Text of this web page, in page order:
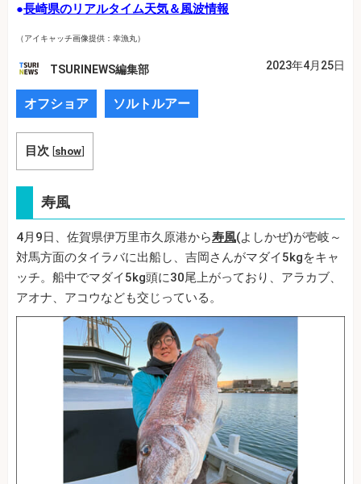
●長崎県のリアルタイム天気＆風波情報
（アイキャッチ画像提供：幸漁丸）
TSURINEWS編集部 2023年4月25日
オフショア ソルトルアー
目次 [show]
寿風
4月9日、佐賀県伊万里市久原港から寿風(よしかぜ)が壱岐～
対馬方面のタイラバに出船し、吉岡さんがマダイ5kgをキャ
ッチ。船中でマダイ5kg頭に30尾上がっており、アラカブ、
アオナ、アコウなども交じっている。